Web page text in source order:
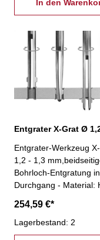
Aufspannung- einfache
stabile Bauweise-
geeignet für jede
und nahezu jedes
Winkel
Winkel
33°
In den
Entgrater-Werkzeug
1,2 - 1,3
Bohrloch-Entgratung
Durchgang - Material:
Entgratung an
Stellen (z.B.
Einsparung einer
254,59 €*
Lagerbestand: 2